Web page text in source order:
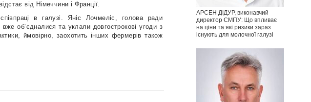
від Німеччини і Франції.
в галузі. Яніс Лочмеліс, голова ради
об’єдналися та уклали довгострокові угоди з
ймовірно, заохотить інших фермерів також
АРСЕН ДІДУР, виконавчий
директор СМПУ: Що впливає
на ціни та які ризики зараз
існують для молочної галузі